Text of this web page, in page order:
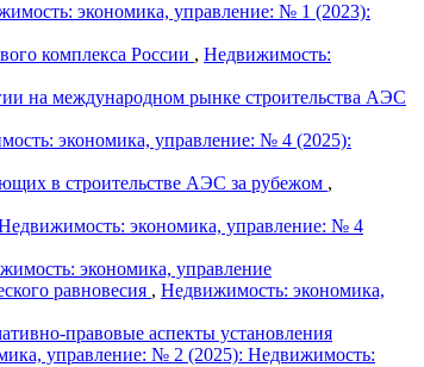
экономика, управление: № 1 (2023):
комплекса России , Недвижимость:
на международном рынке строительства АЭС
экономика, управление: № 4 (2025):
в строительстве АЭС за рубежом ,
экономика, управление: № 4
экономика, управление
равновесия , Недвижимость: экономика,
правовые аспекты установления
управление: № 2 (2025): Недвижимость: